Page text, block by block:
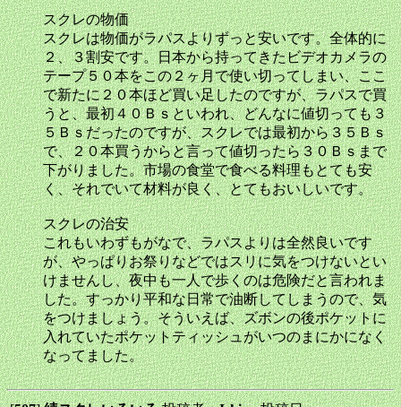
スクレの物価
スクレは物価がラパスよりずっと安いです。全体的に
２、３割安です。日本から持ってきたビデオカメラの
テープ５０本をこの２ヶ月で使い切ってしまい、ここ
で新たに２０本ほど買い足したのですが、ラパスで買
うと、最初４０Ｂｓといわれ、どんなに値切っても３
５Ｂｓだったのですが、スクレでは最初から３５Ｂｓ
で、２０本買うからと言って値切ったら３０Ｂｓまで
下がりました。市場の食堂で食べる料理もとても安
く、それでいて材料が良く、とてもおいしいです。
スクレの治安
これもいわずもがなで、ラパスよりは全然良いです
が、やっぱりお祭りなどではスリに気をつけないとい
けませんし、夜中も一人で歩くのは危険だと言われま
した。すっかり平和な日常で油断してしまうので、気
をつけましょう。そういえば、ズボンの後ポケットに
入れていたポケットティッシュがいつのまにかになく
なってました。